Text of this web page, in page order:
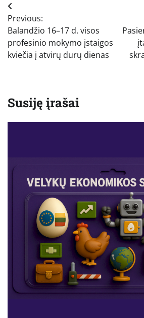
Navigacija
tarp
įrašų
Previous:
Balandžio 16–17 d. visos
profesinio mokymo įstaigos
kviečia į atvirų durų dienas
Susiję įrašai